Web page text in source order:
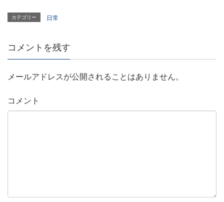
カテゴリー 日常
コメントを残す
メールアドレスが公開されることはありません。
コメント